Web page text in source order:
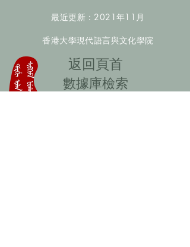
最近更新：2021年11月
香港大學現代語言與文化學院
​返回頁首
數據庫檢索